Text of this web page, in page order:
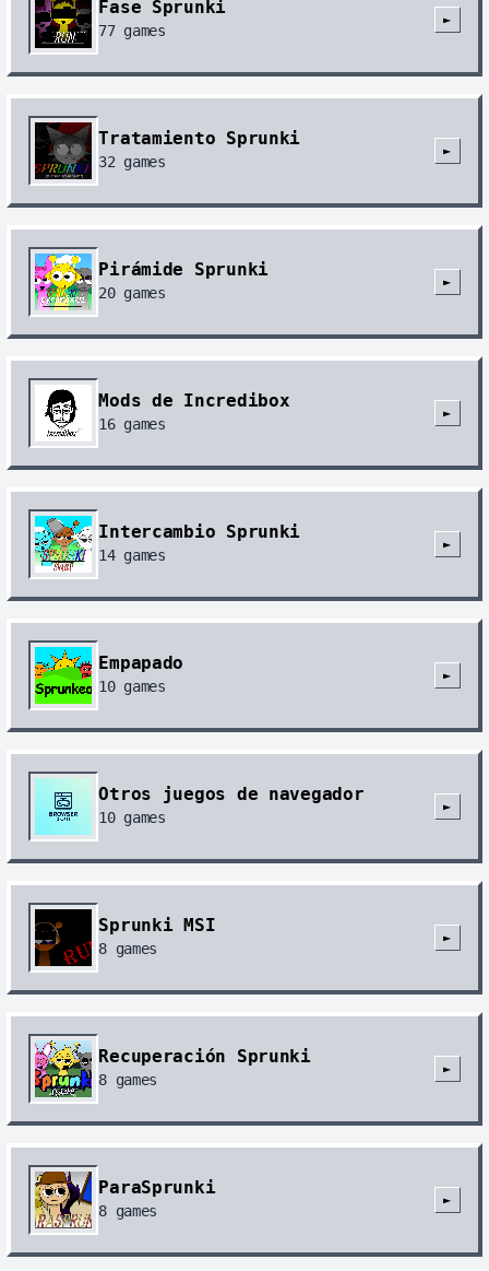
Fase Sprunki
77games
►
Tratamiento Sprunki
32 games
►
Pirámide Sprunki
20games
►
Mods de Incredibox
16games
►
Intercambio Sprunki
14games
►
Empapado
10games
►
Otros juegos de navegador
10games
►
Sprunki MSI
8 games
►
Recuperación Sprunki
8 games
►
ParaSprunki
8 games
►